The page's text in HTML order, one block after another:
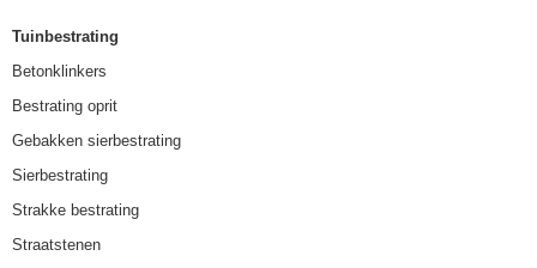
Tuinbestrating
Betonklinkers
Bestrating oprit
Gebakken sierbestrating
Sierbestrating
Strakke bestrating
Straatstenen